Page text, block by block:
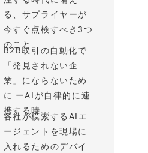
る、サプライヤーが
今すぐ点検すべき3つ
のこと
B2B取引の自動化で
「発見されない企
業」にならないため
に ーAIが自律的に連
携する時...
各社が模索するAIエ
ージェントを現場に
入れるためのデバイ